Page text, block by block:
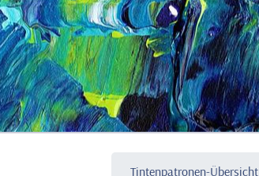
Tintenpatronen-Übersicht